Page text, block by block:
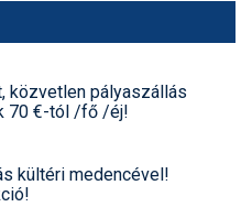
közvetlen pályaszállás
70 €-tól /fő /éj!
kültéri medencével!